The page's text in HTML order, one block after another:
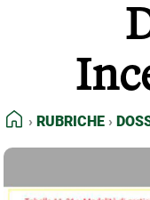
NORMATIVE
HOME
RUBRICHE